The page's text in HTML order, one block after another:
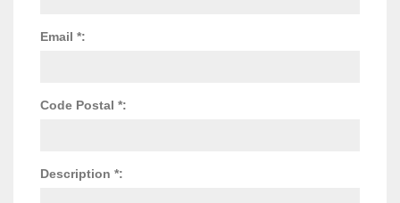
Email *:
Code Postal *:
Description *: